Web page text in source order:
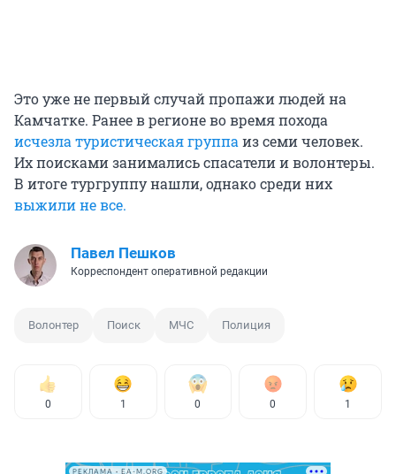
Это уже не первый случай пропажи людей на
Камчатке. Ранее в регионе во время похода
исчезла туристическая группаиз семи человек.
Их поисками занимались спасатели и волонтеры.
В итоге тургруппу нашли, однако среди них
выжили не все.
Павел Пешков
Корреспондент оперативной редакции
Волонтер Поиск МЧС Полиция
0 1 0 0 1
РЕКЛАМА • EA-M.ORG